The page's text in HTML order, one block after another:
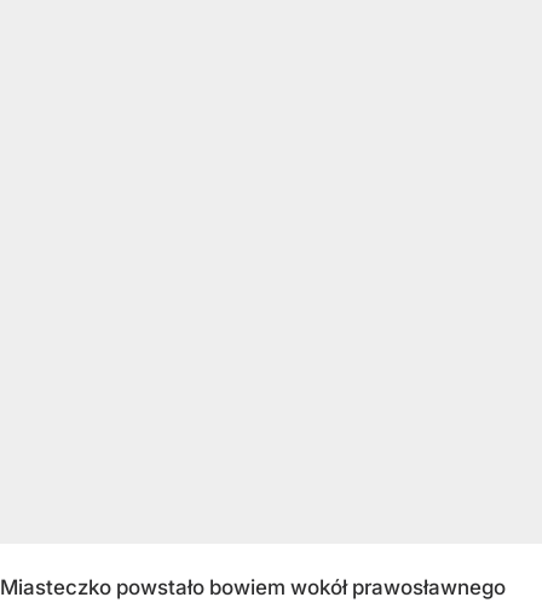
Miasteczko powstało bowiem wokół prawosławnego